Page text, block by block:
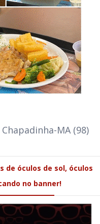
MA (98)
de óculos de sol, óculos
no banner!